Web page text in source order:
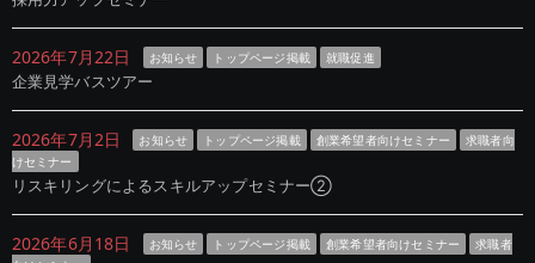
2026年7月22日 お知らせ トップページ掲載 就職促進
企業見学バスツアー
2026年7月2日 お知らせ トップページ掲載 創業希望者向けセミナー
求職者向
けセミナー
リスキリングによるスキルアップセミナー②
2026年6月18日 お知らせ トップページ掲載 創業希望者向けセミナー
求職者